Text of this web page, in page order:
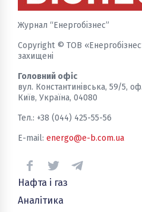
Журнал “Енергобізнес”
Copyright © ТОВ
захищені
Головний офіс
вул. Константинівська, 59/5,
Київ, Україна, 04080
Тел.: +38 (044) 425-55-56
E-mail: energo@e-b.com.ua
Нафта і газ
Аналітика